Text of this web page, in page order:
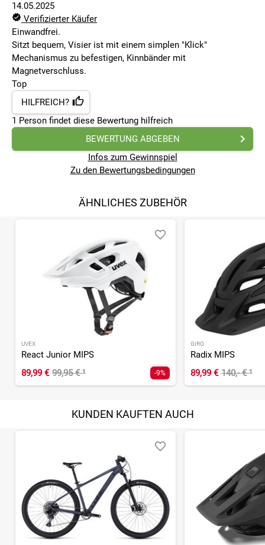
14.05.2025
Verifizierter Käufer
Einwandfrei.
Sitzt bequem, Visier ist mit einem simplen "Klick"
Mechanismus zu befestigen, Kinnbänder mit
Magnetverschluss.
Top
HILFREICH?
1 Person findet diese Bewertung hilfreich
BEWERTUNG ABGEBEN
Infos zum Gewinnspiel
Zu den Bewertungsbedingungen
ÄHNLICHES ZUBEHÖR
UVEX
React Junior MIPS
89,99 € 99,95 €¹ -9%
GIRO
Radix MIPS
89,99 € 140,- €¹
KUNDEN KAUFTEN AUCH